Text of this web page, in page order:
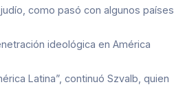
como pasó con algunos países
ideológica en América
Latina”, continuó Szvalb, quien